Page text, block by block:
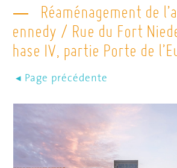
Réaménagement de
Kennedy / Rue du Fort
Phase IV, partie Porte de